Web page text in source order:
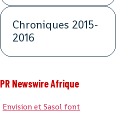
Chroniques 2015-
2016
PR Newswire Afrique
Envision et Sasol font